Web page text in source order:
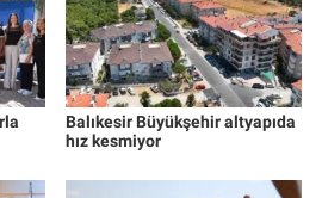
Balıkesir Büyükşehir altyapıda
hız kesmiyor